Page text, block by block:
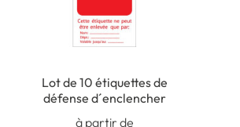
Lot de 10 étiquettes de
défense d´enclencher
à partir de